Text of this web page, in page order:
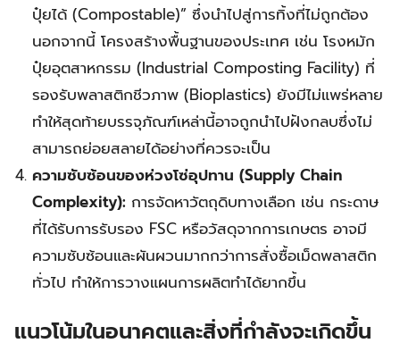
ปุ๋ยได้ (Compostable)” ซึ่งนำไปสู่การทิ้งที่ไม่ถูกต้อง
นอกจากนี้ โครงสร้างพื้นฐานของประเทศ เช่น โรงหมัก
ปุ๋ยอุตสาหกรรม (Industrial Composting Facility) ที่
รองรับพลาสติกชีวภาพ (Bioplastics) ยังมีไม่แพร่หลาย
ทำให้สุดท้ายบรรจุภัณฑ์เหล่านี้อาจถูกนำไปฝังกลบซึ่งไม่
สามารถย่อยสลายได้อย่างที่ควรจะเป็น
ความซับซ้อนของห่วงโซ่อุปทาน (Supply Chain
Complexity): การจัดหาวัตถุดิบทางเลือก เช่น กระดาษ
ที่ได้รับการรับรอง FSC หรือวัสดุจากการเกษตร อาจมี
ความซับซ้อนและผันผวนมากกว่าการสั่งซื้อเม็ดพลาสติก
ทั่วไป ทำให้การวางแผนการผลิตทำได้ยากขึ้น
แนวโน้มในอนาคตและสิ่งที่กำลังจะเกิดขึ้น